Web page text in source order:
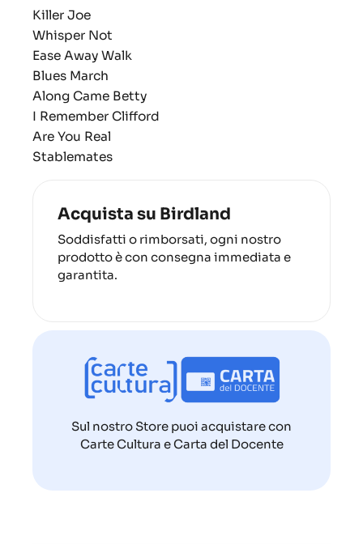
Killer Joe
Whisper Not
Ease Away Walk
Blues March
Along Came Betty
I Remember Clifford
Are You Real
Stablemates
Acquista su Birdland
Soddisfatti o rimborsati, ogni nostro
prodotto è con consegna immediata e
garantita.
Sul nostro Store puoi acquistare con
Carte Cultura e Carta del Docente